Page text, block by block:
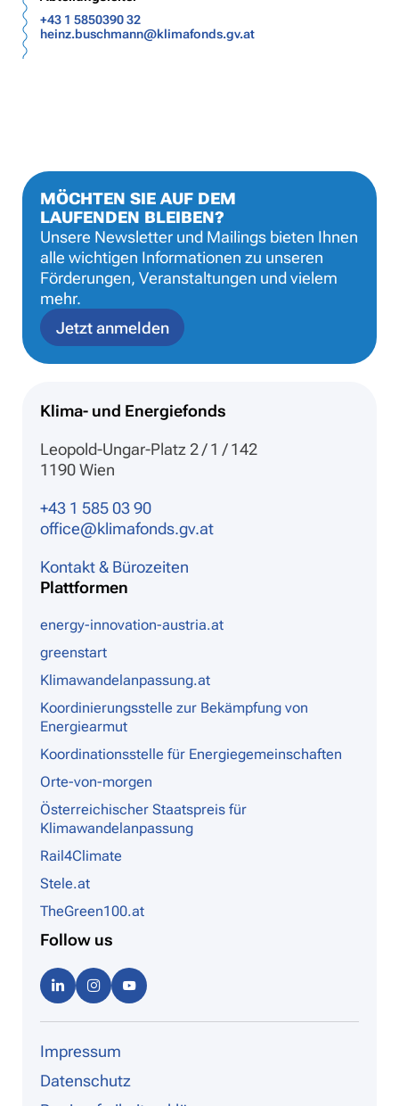
+43 1 5850390 32
heinz.buschmann@klimafonds.gv.at
MÖCHTEN SIE AUF DEM
LAUFENDEN BLEIBEN?
Unsere Newsletter und Mailings bieten Ihnen
alle wichtigen Informationen zu unseren
Förderungen, Veranstaltungen und vielem
mehr.
Jetzt anmelden
Klima- und Energiefonds
Leopold-Ungar-Platz 2 / 1 / 142
1190 Wien
+43 1 585 03 90
office@klimafonds.gv.at
Kontakt & Bürozeiten
Plattformen
energy-innovation-austria.at
greenstart
Klimawandelanpassung.at
Koordinierungsstelle zur Bekämpfung von
Energiearmut
Koordinationsstelle für Energiegemeinschaften
Orte-von-morgen
Österreichischer Staatspreis für
Klimawandelanpassung
Rail4Climate
Stele.at
TheGreen100.at
Follow us
Linke
dIn
Instag
ram be
Impressum
Datenschutz